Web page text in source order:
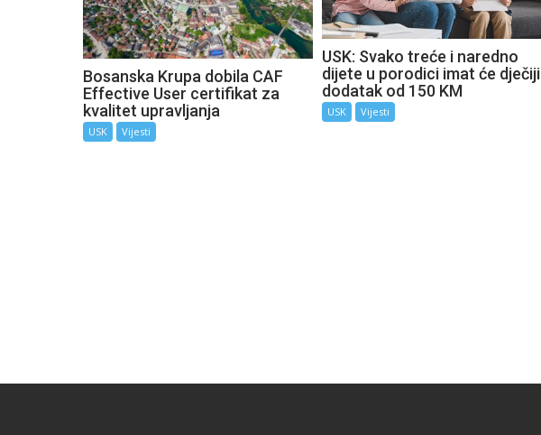
Bosanska Krupa dobila CAF
Effective User certifikat za
kvalitet upravljanja
USK Vijesti
USK: Svako treće i naredno
dijete u porodici imat će dječiji
dodatak od 150 KM
USK Vijesti